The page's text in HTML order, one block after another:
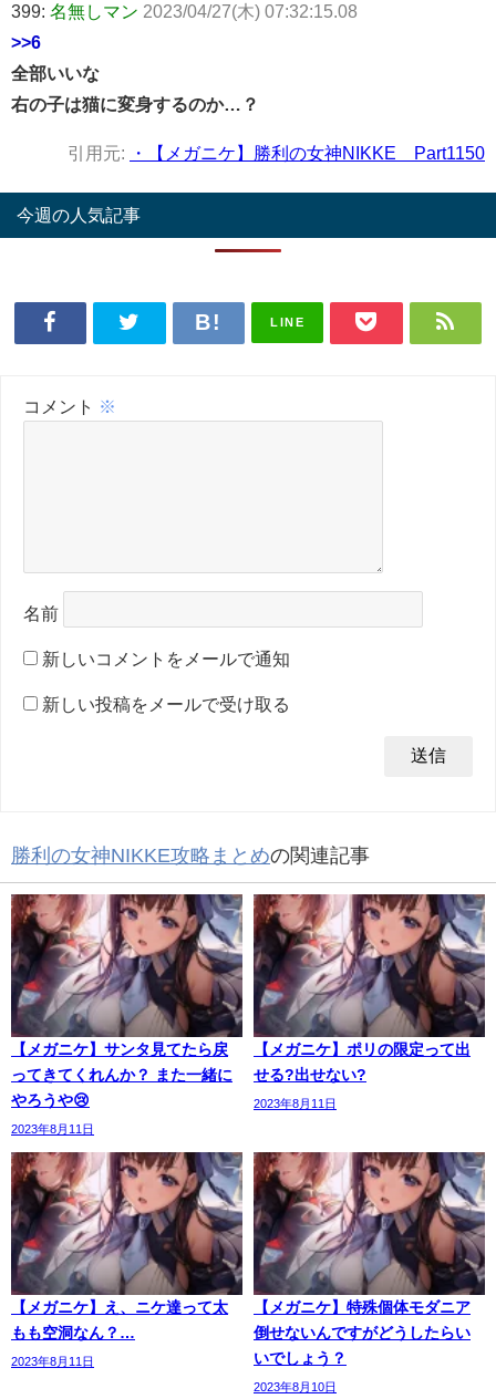
399: 名無しマン 2023/04/27(木) 07:32:15.08
>>6
全部いいな
右の子は猫に変身するのか…？
引用元: ・【メガニケ】勝利の女神NIKKE Part1150
今週の人気記事
LINE
コメント ※
名前
新しいコメントをメールで通知
新しい投稿をメールで受け取る
勝利の女神NIKKE攻略まとめの関連記事
【メガニケ】サンタ見てたら戻
ってきてくれんか？ また一緒に
やろうや😢
2023年8月11日
【メガニケ】ポリの限定って出
せる?出せない?
2023年8月11日
【メガニケ】え、ニケ達って太
もも空洞なん？…
2023年8月11日
【メガニケ】特殊個体モダニア
倒せないんですがどうしたらい
いでしょう？
2023年8月10日